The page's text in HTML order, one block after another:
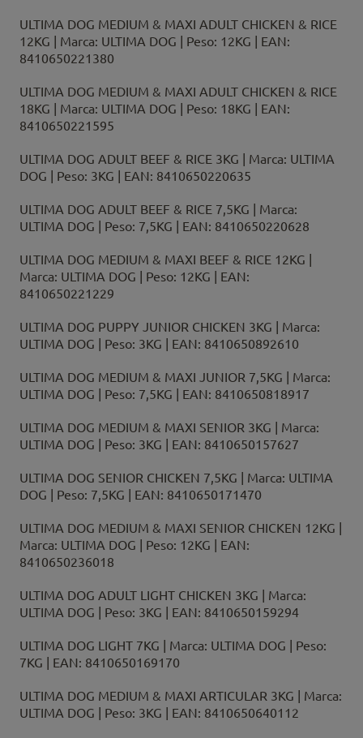
ULTIMA DOG MEDIUM & MAXI ADULT CHICKEN & RICE
12KG | Marca: ULTIMA DOG | Peso: 12KG | EAN:
8410650221380
ULTIMA DOG MEDIUM & MAXI ADULT CHICKEN & RICE
18KG | Marca: ULTIMA DOG | Peso: 18KG | EAN:
8410650221595
ULTIMA DOG ADULT BEEF & RICE 3KG | Marca: ULTIMA
DOG | Peso: 3KG | EAN: 8410650220635
ULTIMA DOG ADULT BEEF & RICE 7,5KG | Marca:
ULTIMA DOG | Peso: 7,5KG | EAN: 8410650220628
ULTIMA DOG MEDIUM & MAXI BEEF & RICE 12KG |
Marca: ULTIMA DOG | Peso: 12KG | EAN:
8410650221229
ULTIMA DOG PUPPY JUNIOR CHICKEN 3KG | Marca:
ULTIMA DOG | Peso: 3KG | EAN: 8410650892610
ULTIMA DOG MEDIUM & MAXI JUNIOR 7,5KG | Marca:
ULTIMA DOG | Peso: 7,5KG | EAN: 8410650818917
ULTIMA DOG MEDIUM & MAXI SENIOR 3KG | Marca:
ULTIMA DOG | Peso: 3KG | EAN: 8410650157627
ULTIMA DOG SENIOR CHICKEN 7,5KG | Marca: ULTIMA
DOG | Peso: 7,5KG | EAN: 8410650171470
ULTIMA DOG MEDIUM & MAXI SENIOR CHICKEN 12KG |
Marca: ULTIMA DOG | Peso: 12KG | EAN:
8410650236018
ULTIMA DOG ADULT LIGHT CHICKEN 3KG | Marca:
ULTIMA DOG | Peso: 3KG | EAN: 8410650159294
ULTIMA DOG LIGHT 7KG | Marca: ULTIMA DOG | Peso:
7KG | EAN: 8410650169170
ULTIMA DOG MEDIUM & MAXI ARTICULAR 3KG | Marca:
ULTIMA DOG | Peso: 3KG | EAN: 8410650640112